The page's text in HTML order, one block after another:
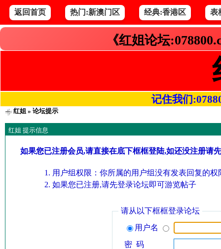
返回首页 热门:新澳门区 经典:香港区 表
《红姐论坛
记住我们
红姐» 论坛提示
红姐 提示信息
如果您已注册会员,请直接在底下框框登陆,如还没注册请
用户组权限：你所属的用户组没有发表回复的权
如果您已注册,请先登录论坛即可游览帖子
请从以下框框登录论坛
用户名
密 码